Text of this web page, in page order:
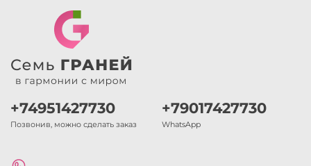
+74951427730
Позвонив, можно сделать заказ
+79017427730
WhatsApp